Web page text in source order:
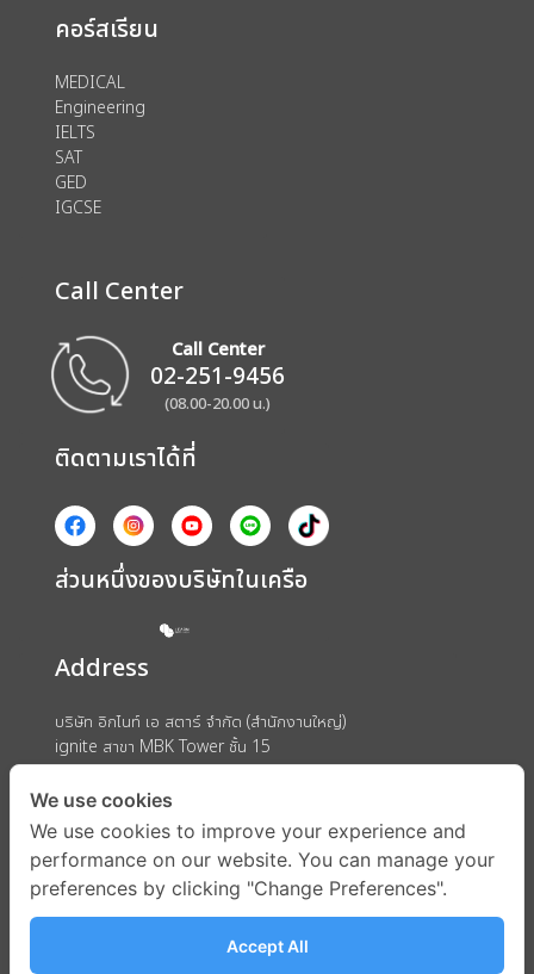
คอร์สเรียน
MEDICAL
Engineering
IELTS
SAT
GED
IGCSE
Call Center
Call Center
02-251-9456
(08.00-20.00 น.)
ติดตามเราได้ที่
ส่วนหนึ่งของบริษัทในเครือ
Address
บริษัท อิกไนท์ เอ สตาร์ จำกัด (สำนักงานใหญ่)
ignite สาขา MBK Tower ชั้น 15
ถนนพญาไท แขวงวังใหม่ เขตปทุมวัน กรุงเทพมหานคร 10330
We use cookies
We use cookies to improve your experience and
performance on our website. You can manage your
preferences by clicking "Change Preferences".
Accept All